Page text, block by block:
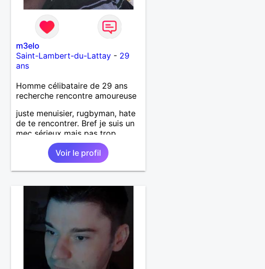
m3elo
Saint-Lambert-du-Lattay - 29
ans
Homme célibataire de 29 ans
recherche rencontre amoureuse
juste menuisier, rugbyman, hate
de te rencontrer. Bref je suis un
mec sérieux mais pas trop,
bosseur, qui aime la convivialité
et la simplicité ! Recherche une
relation sérieuse.
Voir le profil